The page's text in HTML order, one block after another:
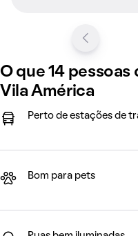
O que 14
Vila América
Perto de estações de
Bom para pets